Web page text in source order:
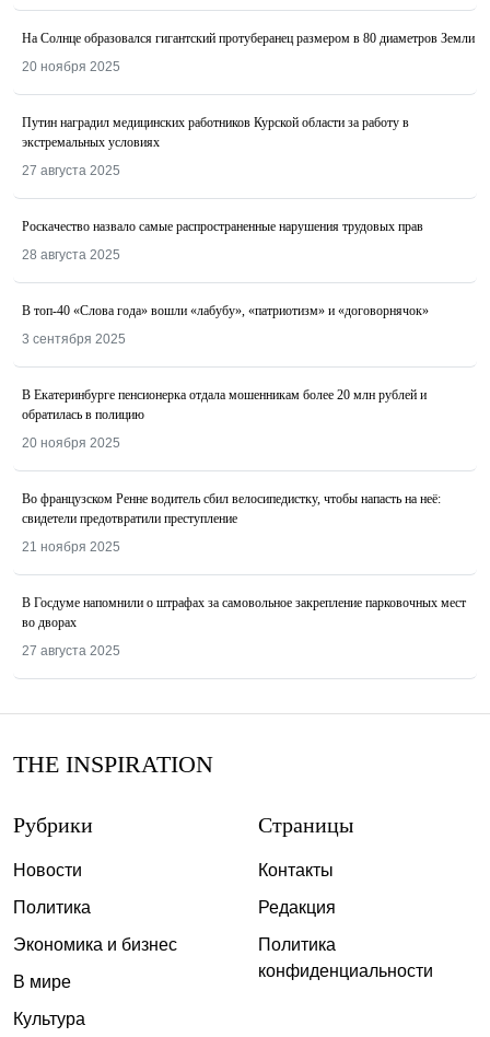
На Солнце образовался гигантский протуберанец размером в 80 диаметров Земли
20 ноября 2025
Путин наградил медицинских работников Курской области за работу в
экстремальных условиях
27 августа 2025
Роскачество назвалo самые распространенные нарушения трудовых прав
28 августа 2025
В топ-40 «Слова года» вошли «лабубу», «патриотизм» и «договорнячок»
3 сентября 2025
В Екатеринбурге пенсионерка отдала мошенникам более 20 млн рублей и
обратилась в полицию
20 ноября 2025
Во французском Ренне водитель сбил велосипедистку, чтобы напасть на неё:
свидетели предотвратили преступление
21 ноября 2025
В Госдуме напомнили о штрафах за самовольное закрепление парковочных мест
во дворах
27 августа 2025
THE INSPIRATION
Рубрики
Новости
Политика
Экономика и бизнес
В мире
Культура
Страницы
Контакты
Редакция
Политика
конфиденциальности